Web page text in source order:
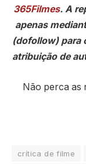
365Filmes. A
apenas
(dofollow) para
atribuição de
Não perca as
crítica de filme